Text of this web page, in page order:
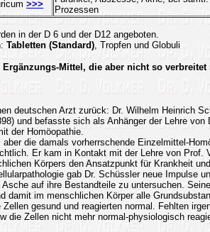
>>>
Prozessen
in der D 6 und der D12 angeboten.
Tabletten (Standard), Tropfen und Globuli
Mittel, die aber nicht so verbreitet
deutschen Arzt zurück: Dr. Wilhelm Heinrich
und befasste sich als Anhänger der Lehre von
der Homöopathie.
aber die damals vorherrschende Einzelmittel-
Er kam in Kontakt mit der Lehre von Prof.
Körpers den Ansatzpunkt für Krankheit
gab Dr. Schüssler neue Impulse
auf ihre Bestandteile zu untersuchen.
damit im menschlichen Körper alle
Zellen gesund und reagierten normal. Fehlten
die Zellen nicht mehr normal-physiologisch